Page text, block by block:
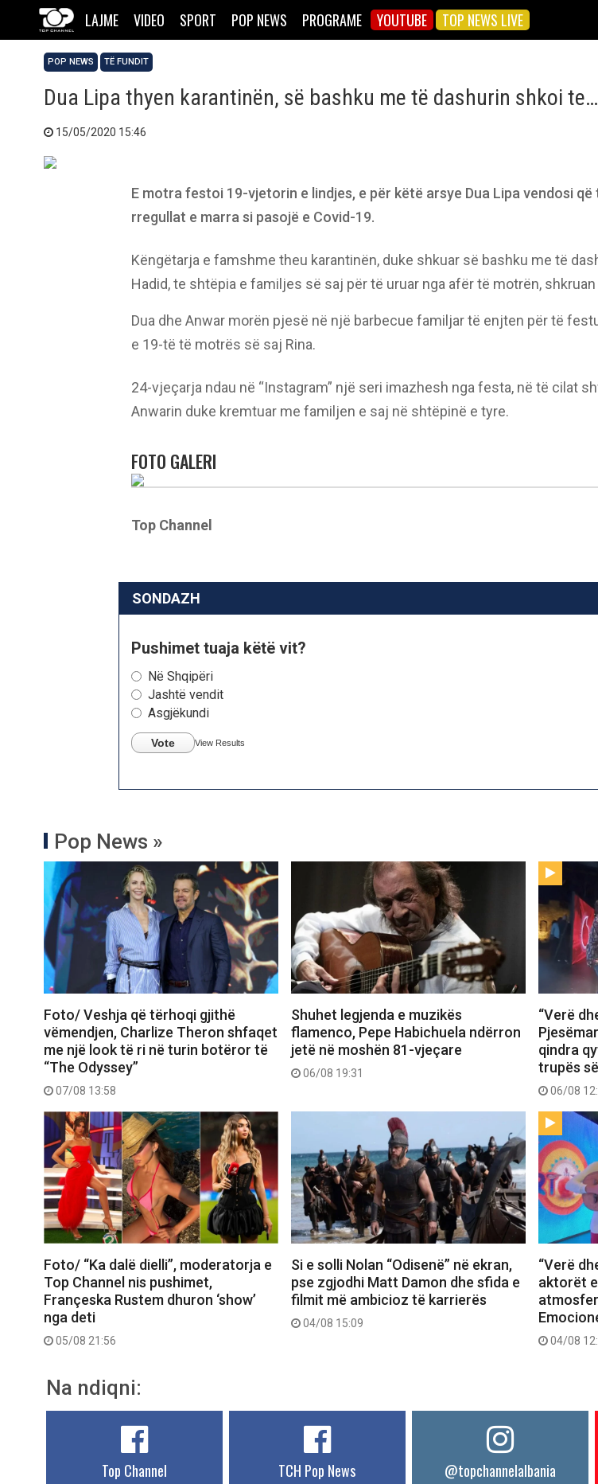
LAJME VIDEO SPORT POP NEWS PROGRAME YOUTUBE TOP NEWS LIVE
POP NEWS TË FUNDIT
Dua Lipa thyen karantinën, së bashku me të dashurin shkoi
15/05/2020 15:46
E motra festoi 19-vjetorin e lindjes, e për këtë arsye Dua Lipa vendosi
rregullat e marra si pasojë e Covid-19.
Këngëtarja e famshme theu karantinën, duke shkuar së bashku me të
Hadid, te shtëpia e familjes së saj për të uruar nga afër të motrën, shkruan
Dua dhe Anwar morën pjesë në një barbecue familjar të enjten për të
e 19-të të motrës së saj Rina.
24-vjeçarja ndau në “Instagram” një seri imazhesh nga festa, në të cilat
Anwarin duke kremtuar me familjen e saj në shtëpinë e tyre.
FOTO GALERI
Top Channel
SONDAZH
Pushimet tuaja këtë vit?
Në Shqipëri
Jashtë vendit
Asgjëkundi
Vote View Results
Pop News »
Foto/ Veshja që tërhoqi gjithë
vëmendjen, Charlize Theron shfaqet
me një look të ri në turin botëror të
“The Odyssey”
07/08 13:58
Shuhet legjenda e muzikës
flamenco, Pepe Habichuela ndërron
jetë në moshën 81-vjeçare
06/08 19:31
“Verë
qindra
trupës
06/08
Foto/ “Ka dalë dielli”, moderatorja e
Top Channel nis pushimet,
Françeska Rustem dhuron ‘show’
nga deti
05/08 21:56
Si e solli Nolan “Odisenë” në ekran,
pse zgjodhi Matt Damon dhe sfida e
filmit më ambicioz të karrierës
04/08 15:09
“Verë
aktorët
04/08
Na ndiqni:
Top Channel TCH Pop News @topchannelalbania